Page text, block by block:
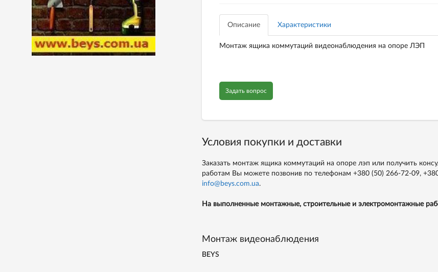
Описание Характеристики
Монтаж ящика коммутаций видеонаблюдения на опоре ЛЭП
Задать вопрос
Условия покупки и доставки
Заказать монтаж ящика коммутаций на опоре лэп или получить
работам Вы можете позвонив по телефонам +380 (50) 266-72-09,
info@beys.com.ua.
На выполненные монтажные, строительные и электромонтажные
Монтаж видеонаблюдения
BEYS